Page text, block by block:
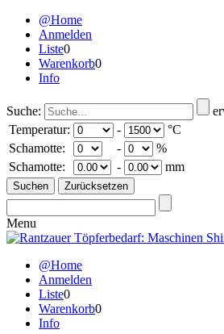
@Home
Anmelden
Liste0
Warenkorb0
Info
Suche:
Temperatur:
-
°C
Schamotte:
-
%
Schamotte:
- mm
Menu
@Home
Anmelden
Liste0
Warenkorb0
Info